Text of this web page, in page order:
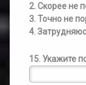
2. Скорее не
3. Точно не
4.
15. Укажите